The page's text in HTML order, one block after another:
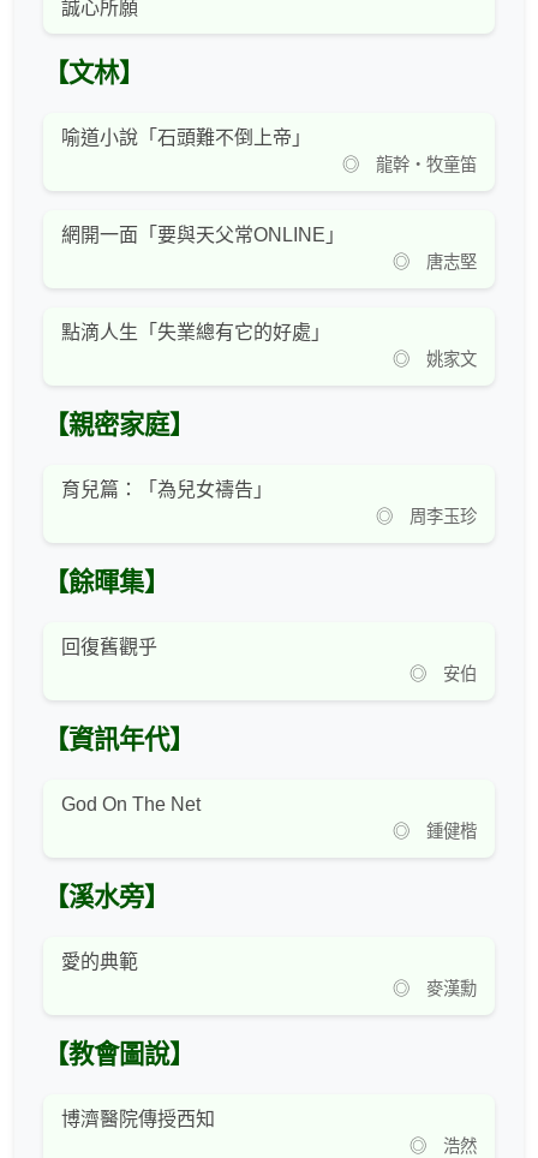
誠心所願
【文林】
喻道小說「石頭難不倒上帝」
◎ 龍幹‧牧童笛
網開一面「要與天父常ONLINE」
◎ 唐志堅
點滴人生「失業總有它的好處」
◎ 姚家文
【親密家庭】
育兒篇：「為兒女禱告」
◎ 周李玉珍
【餘暉集】
回復舊觀乎
◎ 安伯
【資訊年代】
God On The Net
◎ 鍾健楷
【溪水旁】
愛的典範
◎ 麥漢勳
【教會圖說】
博濟醫院傳授西知
◎ 浩然